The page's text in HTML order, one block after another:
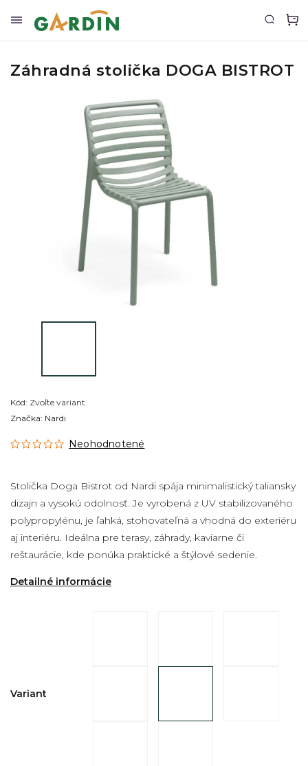
Záhradná stolička DOGA BISTROT
Kód: Zvoľte variant
Neohodnotené
Stolička Doga Bistrot od Nardi spája minimalistický taliansky
dizajn a vysokú odolnosť. Je vyrobená z UV stabilizovaného
polypropylénu, je ľahká, stohovateľná a vhodná do exteriéru
aj interiéru. Ideálna pre terasy, záhrady, kaviarne či
reštaurácie, kde ponúka praktické a štýlové sedenie.
Detailné informácie
Značka: Nardi
Variant